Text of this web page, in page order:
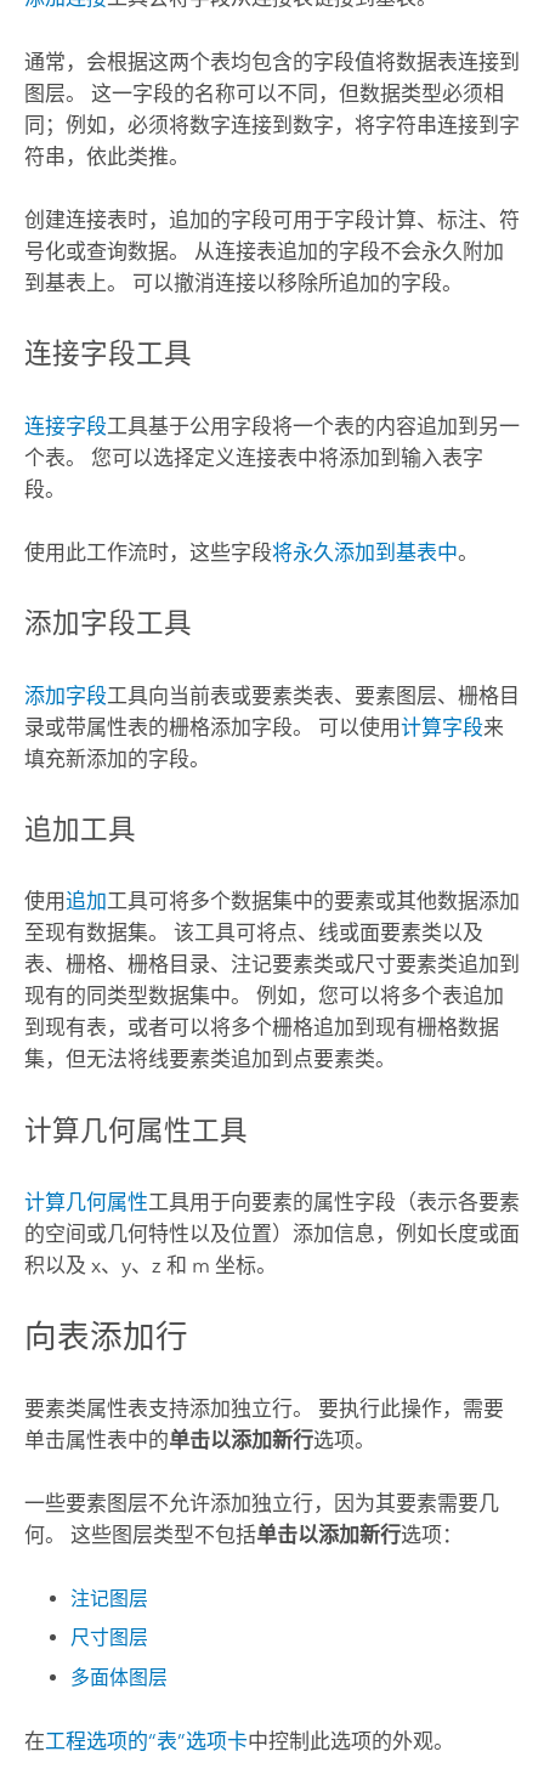
通常，会根据这两个表均包含的字段值将数据表连接到
图层。 这一字段的名称可以不同，但数据类型必须相
同；例如，必须将数字连接到数字，将字符串连接到字
符串，依此类推。
创建连接表时，追加的字段可用于字段计算、标注、符
号化或查询数据。 从连接表追加的字段不会永久附加
到基表上。 可以撤消连接以移除所追加的字段。
连接字段工具
连接字段工具基于公用字段将一个表的内容追加到另一
个表。 您可以选择定义连接表中将添加到输入表字
段。
使用此工作流时，这些字段将永久添加到基表中。
添加字段工具
添加字段工具向当前表或要素类表、要素图层、栅格目
录或带属性表的栅格添加字段。 可以使用计算字段来
填充新添加的字段。
追加工具
使用追加工具可将多个数据集中的要素或其他数据添加
至现有数据集。 该工具可将点、线或面要素类以及
表、栅格、栅格目录、注记要素类或尺寸要素类追加到
现有的同类型数据集中。 例如，您可以将多个表追加
到现有表，或者可以将多个栅格追加到现有栅格数据
集，但无法将线要素类追加到点要素类。
计算几何属性工具
计算几何属性工具用于向要素的属性字段（表示各要素
的空间或几何特性以及位置）添加信息，例如长度或面
积以及 x、y、z 和 m 坐标。
向表添加行
要素类属性表支持添加独立行。 要执行此操作，需要
单击属性表中的单击以添加新行选项。
一些要素图层不允许添加独立行，因为其要素需要几
何。 这些图层类型不包括单击以添加新行选项：
注记图层
尺寸图层
多面体图层
在工程选项的“表”选项卡中控制此选项的外观。